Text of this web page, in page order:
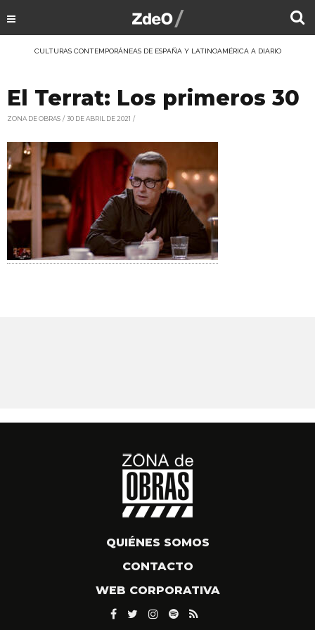
CULTURAS CONTEMPORÁNEAS DE ESPAÑA Y LATINOAMÉRICA A DIARIO
El Terrat: Los primeros 30
ZONA DE OBRAS 30 DE ABRIL DE 2021
QUIÉNES SOMOS
CONTACTO
WEB CORPORATIVA